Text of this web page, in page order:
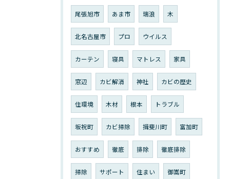
尾張旭市 あま市 瑞浪 木
北名古屋市 プロ ウイルス
カーテン 寝具 マトレス 家具
窓辺 カビ解消 神社 カビの歴史
住環境 木材 根本 トラブル
坂祝町 カビ掃除 揖斐川町 富加町
おすすめ 徹底 排除 徹底排除
掃除 サポート 住まい 御嵩町